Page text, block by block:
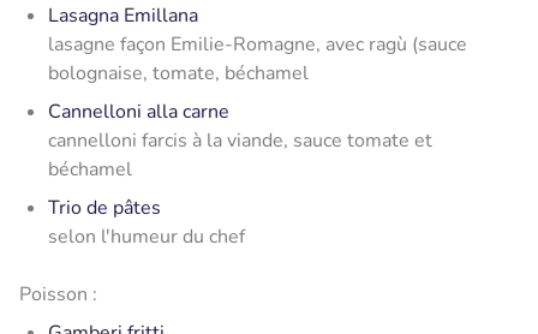
Lasagna Emillana
lasagne façon Emilie-Romagne, avec ragù (sauce
bolognaise, tomate, béchamel
Cannelloni alla carne
cannelloni farcis à la viande, sauce tomate et
béchamel
Trio de pâtes
selon l'humeur du chef
Poisson :